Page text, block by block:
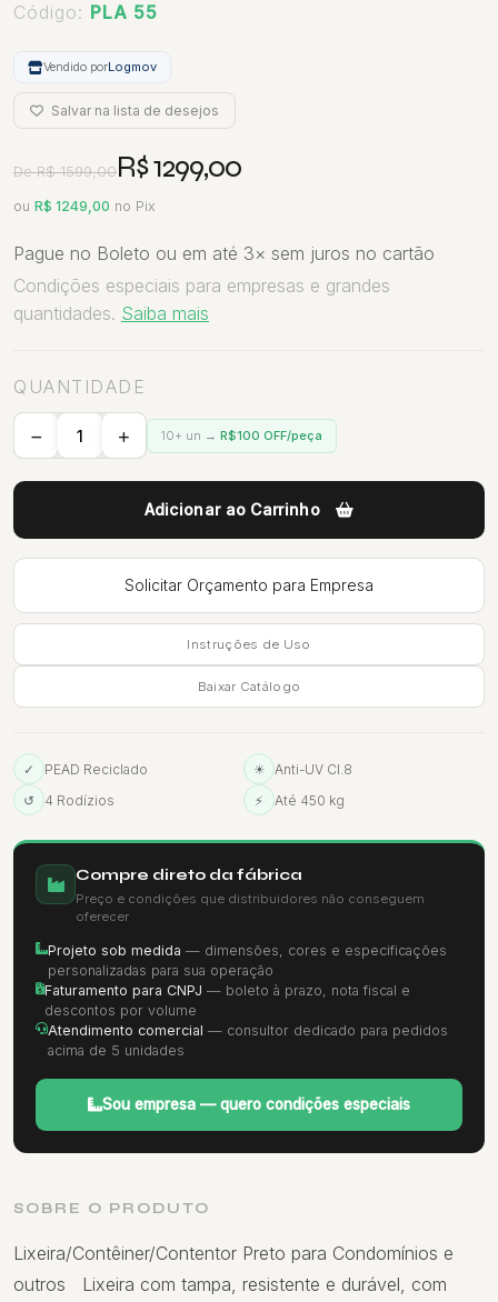
Código: PLA 55
Vendido porLogmov
Salvar na lista de desejos
De R$ 1599,00R$ 1299,00
ou R$ 1249,00 no Pix
Pague no Boleto ou em até 3× sem juros no cartão
Condições especiais para empresas e grandes
quantidades. Saiba mais
QUANTIDADE
10+ un → R$100 OFF/peça
Adicionar ao Carrinho
Solicitar Orçamento para Empresa
Instruções de Uso
Baixar Catálogo
✓ PEAD Reciclado ☀
Anti-UV Cl.8
↺
4 Rodízios ⚡ Até 450 kg
Compre direto da fábrica
Preço e condições que distribuidores não conseguem
oferecer
Projeto sob medida — dimensões, cores e especificações
personalizadas para sua operação
Faturamento para CNPJ — boleto à prazo, nota fiscal e
descontos por volume
Atendimento comercial — consultor dedicado para pedidos
acima de 5 unidades
Sou empresa — quero condições especiais
SOBRE O PRODUTO
Lixeira/Contêiner/Contentor Preto para Condomínios e
outros Lixeira com tampa, resistente e durável, com